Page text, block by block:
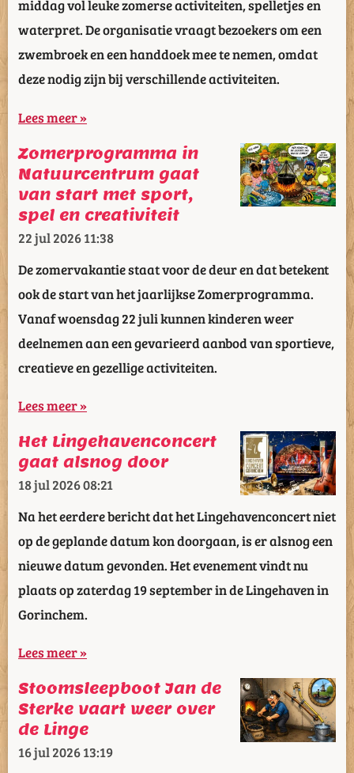
middag vol leuke zomerse activiteiten, spelletjes en
waterpret. De organisatie vraagt bezoekers om een
zwembroek en een handdoek mee te nemen, omdat
deze nodig zijn bij verschillende activiteiten.
Lees meer »
Zomerprogramma in
Natuurcentrum gaat
van start met sport,
spel en creativiteit
22 jul 202611:38
De zomervakantie staat voor de deur en dat betekent
ook de start van het jaarlijkse Zomerprogramma.
Vanaf woensdag 22 juli kunnen kinderen weer
deelnemen aan een gevarieerd aanbod van sportieve,
creatieve en gezellige activiteiten.
Lees meer »
Het Lingehavenconcert
gaat alsnog door
18 jul 202608:21
Na het eerdere bericht dat het Lingehavenconcert niet
op de geplande datum kon doorgaan, is er alsnog een
nieuwe datum gevonden. Het evenement vindt nu
plaats op zaterdag 19 september in de Lingehaven in
Gorinchem.
Lees meer »
Stoomsleepboot Jan de
Sterke vaart weer over
de Linge
16 jul 202613:19